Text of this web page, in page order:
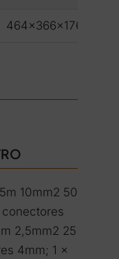
464x366x176mm;
10mm2 50
2,5mm2 25
4mm; 1 x